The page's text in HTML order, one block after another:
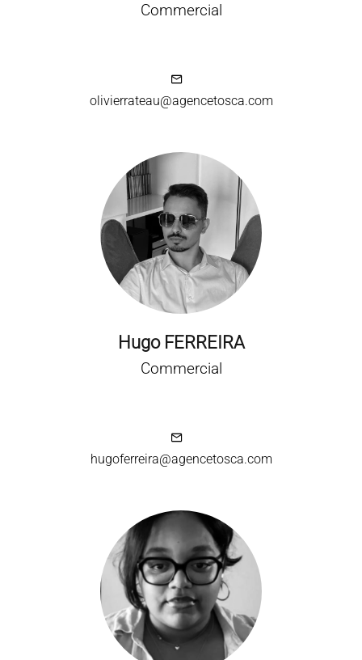
Commercial
olivierrateau@agencetosca.com
Hugo FERREIRA
Commercial
hugoferreira@agencetosca.com